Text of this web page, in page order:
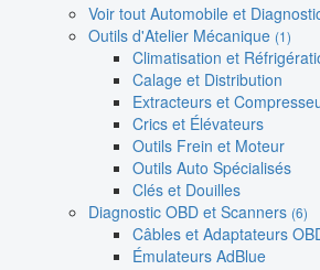
Voir tout Automobile et
Outils d'Atelier Mécanique (1)
Climatisation et
Calage et Distribution
Extracteurs et
Crics et Élévateurs
Outils Frein et Moteur
Outils Auto Spécialisés
Clés et Douilles
Diagnostic OBD et Scanners (6)
Câbles et Adaptateurs
Émulateurs AdBlue